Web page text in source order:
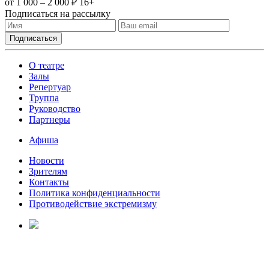
Подписаться на рассылку
О театре
Залы
Репертуар
Труппа
Руководство
Партнеры
Афиша
Новости
Зрителям
Контакты
Политика конфиденциальности
Противодействие экстремизму